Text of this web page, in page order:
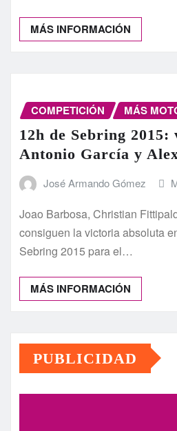
MÁS INFORMACIÓN
COMPETICIÓN MÁS
12h de Sebring 2015:
Antonio García y
José Armando Gómez
Joao Barbosa, Christian
consiguen la victoria absoluta
Sebring 2015 para el…
MÁS INFORMACIÓN
PUBLICIDAD